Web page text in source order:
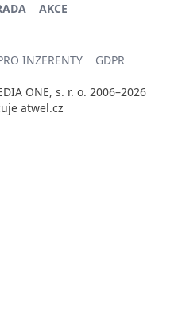
AKCE
INZERENTY GDPR
ONE, s. r. o. 2006–2026